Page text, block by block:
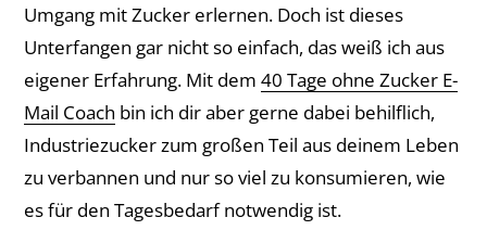
Umgang mit Zucker erlernen. Doch ist dieses
Unterfangen gar nicht so einfach, das weiß ich aus
eigener Erfahrung. Mit dem 40 Tage ohne Zucker E-
Mail Coach bin ich dir aber gerne dabei behilflich,
Industriezucker zum großen Teil aus deinem Leben
zu verbannen und nur so viel zu konsumieren, wie
es für den Tagesbedarf notwendig ist.